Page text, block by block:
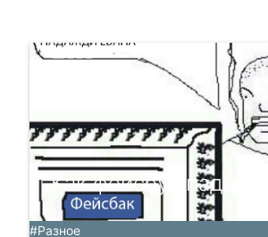
Как фейсбук падал
#Разное